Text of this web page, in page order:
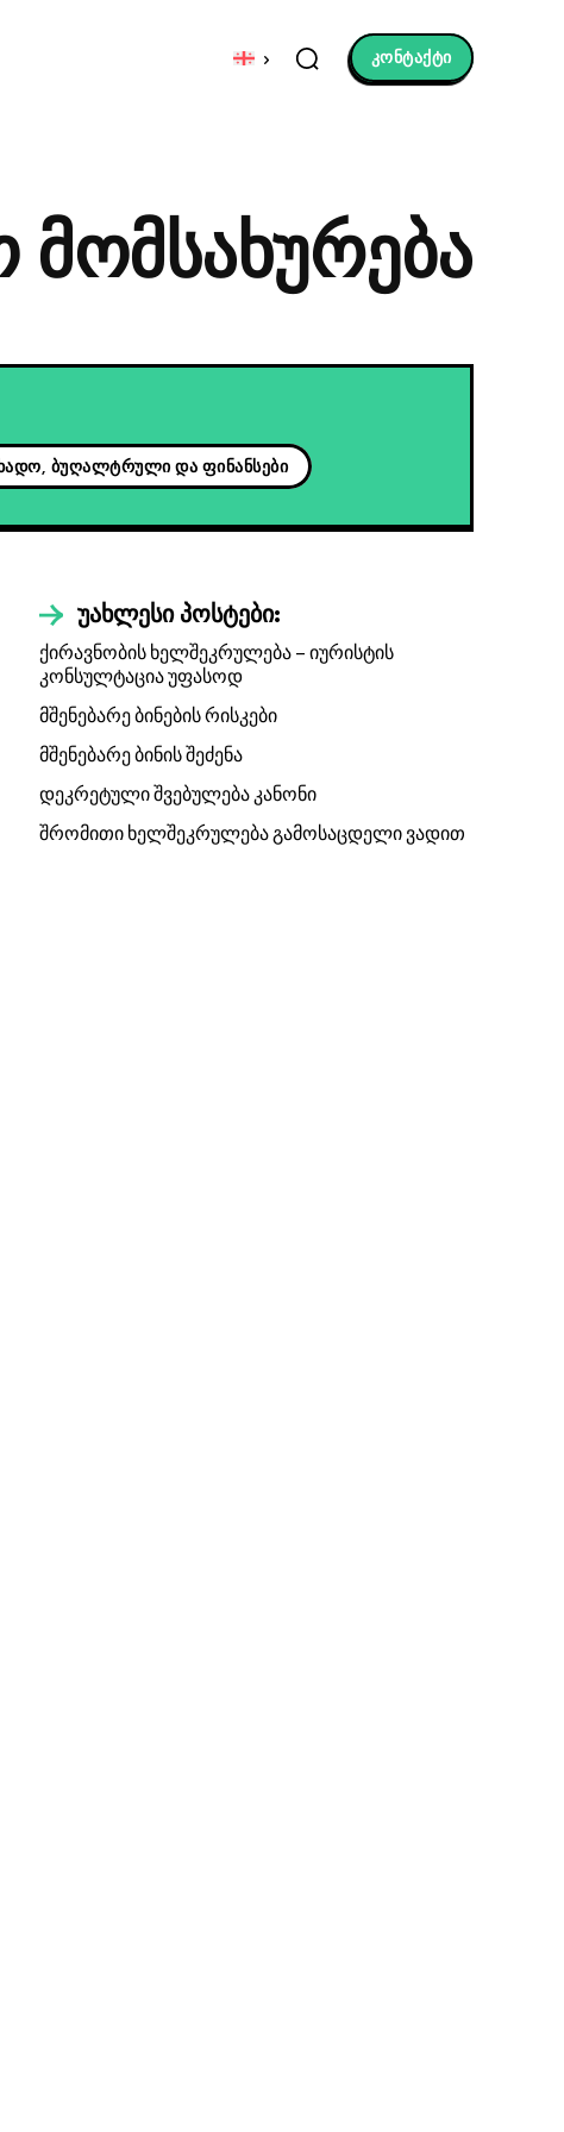
კონტაქტი
ბუღალტრული და ფინანსები
უახლესი პოსტები:
ქირავნობის ხელშეკრულება – იურისტის
კონსულტაცია უფასოდ
მშენებარე ბინების რისკები
მშენებარე ბინის შეძენა
დეკრეტული შვებულება კანონი
შრომითი ხელშეკრულება გამოსაცდელი ვადით